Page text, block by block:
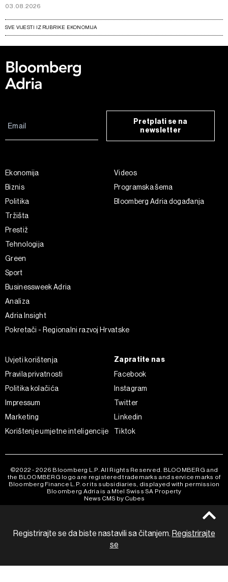
03.08.2026
SVE VIJESTI IZ RUBRIKE EKONOMIJA
Registrirajte se da biste nastavili sa čitanjem. Registrirajte
se
Pretplati se na
newsletter
Ekonomija
Biznis
Politika
Tržišta
Prestiž
Tehnologija
Green
Sport
Businessweek Adria
Analiza
Adria Insight
Pokretači - Regionalni razvoj Hrvatske
Videos
Programska šema
Bloomberg Adria događanja
Uvjeti korištenja
Pravila privatnosti
Politika kolačića
Impressum
Marketing
Korištenje umjetne inteligencije
Zapratite nas
Facebook
Instagram
Twitter
Linkedin
Tiktok
©2022 - 2026 Bloomberg L.P. All Rights Reserved. BLOOMBERG and
the BLOOMBERG logo are registered trademarks and service marks of
Bloomberg Finance L.P. or its subsidiaries, displayed with permission
Bloomberg Adria is a Mtel Swiss SA Property
News CMS by Cubes